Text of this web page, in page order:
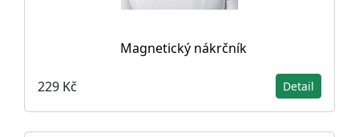
Magnetický nákrčník
229 Kč Detail